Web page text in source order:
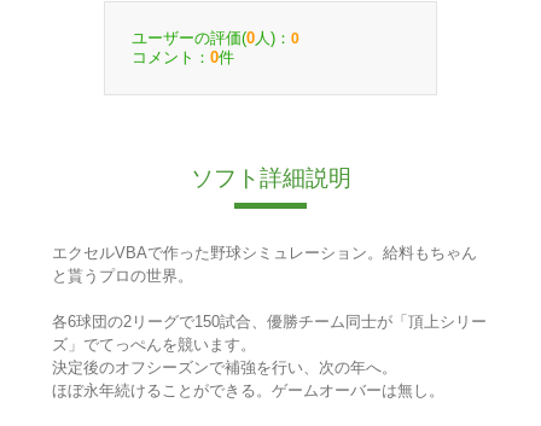
ユーザーの評価(0 人)： 0
コメント： 0件
ソフト詳細説明
エクセルVBAで作った野球シミュレーション。給料もちゃん
と貰うプロの世界。
各6球団の2リーグで150試合、優勝チーム同士が「頂上シリー
ズ」でてっぺんを競います。
決定後のオフシーズンで補強を行い、次の年へ。
ほぼ永年続けることができる。ゲームオーバーは無し。